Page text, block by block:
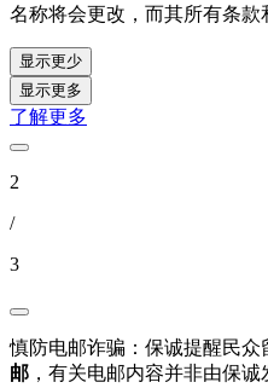
名称将会更改，而其所有条款
显示更少
显示更多
了解更多
2
/
3
慎防电邮诈骗：保诚提醒民众
邮 ，有关电邮内容并非由保诚